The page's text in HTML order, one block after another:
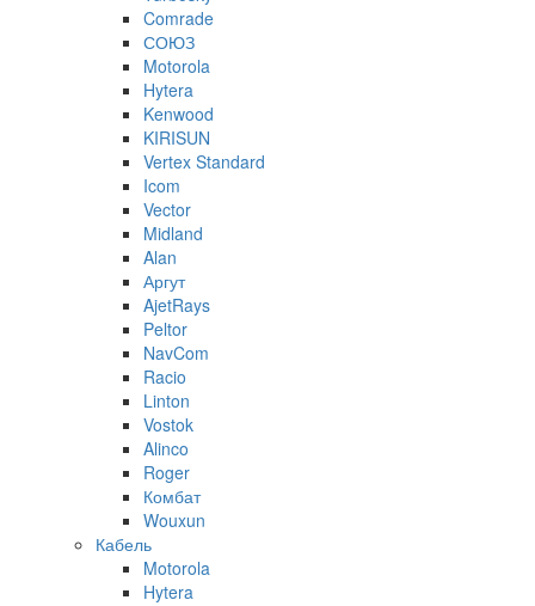
Comrade
СОЮЗ
Motorola
Hytera
Kenwood
KIRISUN
Vertex Standard
Icom
Vector
Midland
Alan
Аргут
AjetRays
Peltor
NavCom
Racio
Linton
Vostok
Alinco
Roger
Комбат
Wouxun
Кабель
Motorola
Hytera